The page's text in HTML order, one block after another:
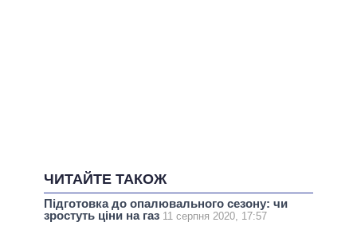
ЧИТАЙТЕ ТАКОЖ
Підготовка до опалювального сезону: чи
зростуть ціни на газ 11 серпня 2020, 17:57